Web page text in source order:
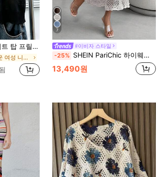
단 탑, 홀로우 아웃 통기성, 야외 팔 커버리지 여름
에서 새로운 여성 니트 상의
7
#이비자 스타일
-25% SHEIN PariChic 하이웨스트 메쉬 니트 스커트
13,490원